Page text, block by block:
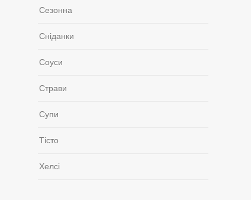
Сезонна
Сніданки
Соуси
Страви
Супи
Тісто
Хелсі